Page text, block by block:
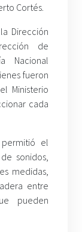
Cortés.
Dirección
de
Nacional
fueron
Ministerio
cada
el
sonidos,
medidas,
entre
pueden